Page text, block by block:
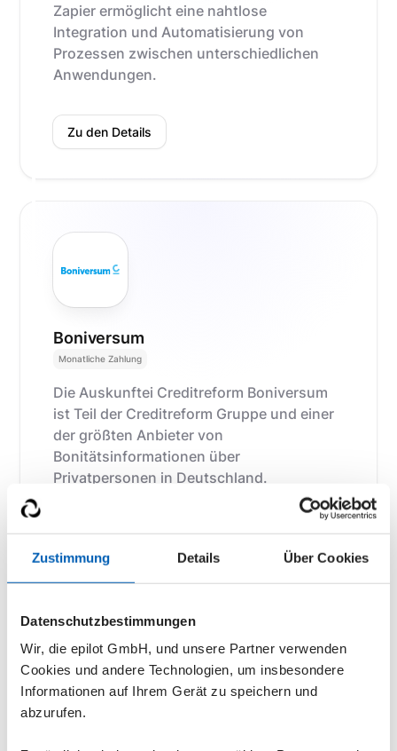
Zustimmung Details Über Cookies
Datenschutzbestimmungen
Wir, die epilot GmbH, und unsere Partner verwenden
Cookies und andere Technologien, um insbesondere
Informationen auf Ihrem Gerät zu speichern und
abzurufen.
Zapier ermöglicht eine nahtlose
Integration und Automatisierung von
Prozessen zwischen unterschiedlichen
Anwendungen.
Zu den Details
Boniversum
Monatliche Zahlung
Die Auskunftei Creditreform Boniversum
ist Teil der Creditreform Gruppe und einer
der größten Anbieter von
Bonitätsinformationen über
Privatpersonen in Deutschland.
Benachrichtige mich